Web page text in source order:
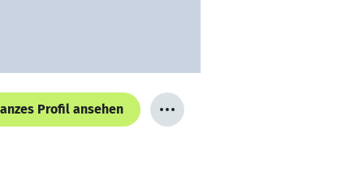
Profil ansehen